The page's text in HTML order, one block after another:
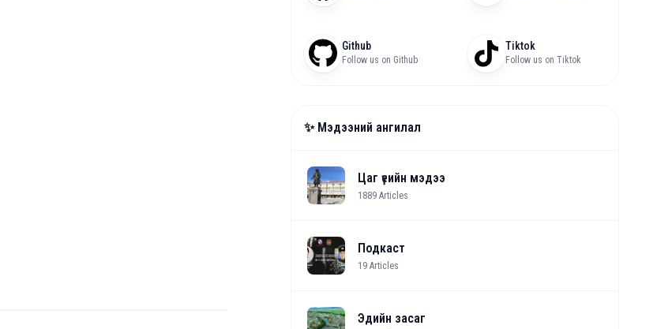
Github
Follow us on Github
Tiktok
Follow us on Tiktok
✨ Мэдээний ангилал
Цаг үеийн мэдээ
1889 Articles
Подкаст
19 Articles
Эдийн засаг